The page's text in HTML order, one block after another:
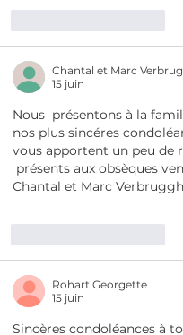
Chantal et Marc
15 juin
Nous  présentons à la
nos plus sincéres
vous apportent un peu de
présents aux obsèques
Chantal et Marc
Rohart Georgette
15 juin
Sincères condoléances à